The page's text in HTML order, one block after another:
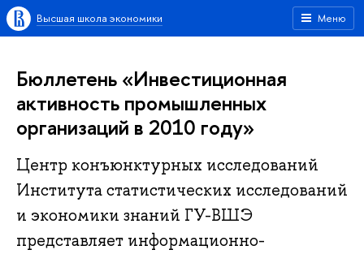
Меню
Высшая школа экономики
Бюллетень «Инвестиционная
активность промышленных
организаций в 2010 году»
Центр конъюнктурных исследований
Института статистических исследований
и экономики знаний ГУ-ВШЭ
представляет информационно-